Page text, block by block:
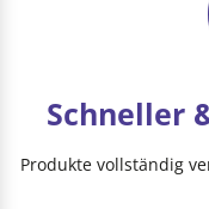
Schneller
Produkte vollständig